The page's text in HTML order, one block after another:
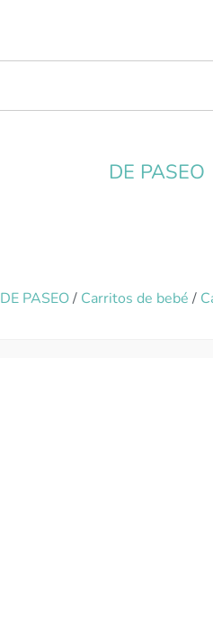
DE PASEO
DE PASEO/ Carritos de bebé /